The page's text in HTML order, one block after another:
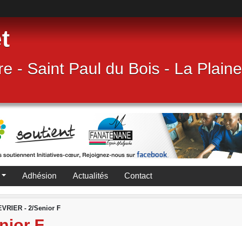
- Saint Paul du Bois - La Plaine
Adhésion Actualités Contact
- 2/Senior F